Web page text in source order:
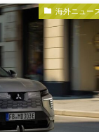
海外ニュー